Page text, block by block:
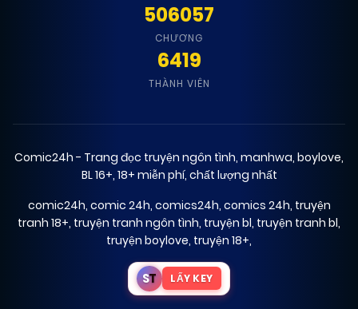
506057
CHƯƠNG
6419
THÀNH VIÊN
Comic24h - Trang đọc truyện ngôn tình, manhwa, boylove,
BL 16+, 18+ miễn phí, chất lượng nhất
comic24h, comic 24h, comics24h, comics 24h, truyện
tranh 18+, truyện tranh ngôn tình, truyện bl, truyện tranh bl,
truyện boylove, truyện 18+,
ST LẤY KEY